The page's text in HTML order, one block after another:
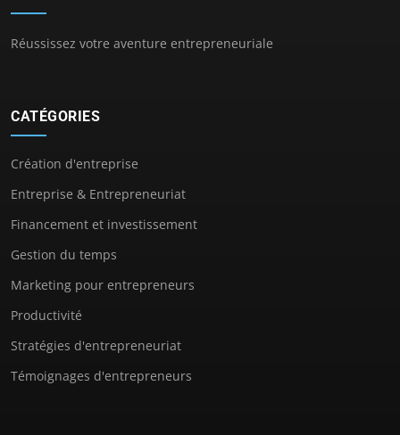
Réussissez votre aventure entrepreneuriale
CATÉGORIES
Création d'entreprise
Entreprise & Entrepreneuriat
Financement et investissement
Gestion du temps
Marketing pour entrepreneurs
Productivité
Stratégies d'entrepreneuriat
Témoignages d'entrepreneurs